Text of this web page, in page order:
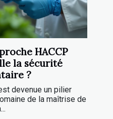
HACCP
la sécurité
?
devenue un pilier
de la maîtrise de